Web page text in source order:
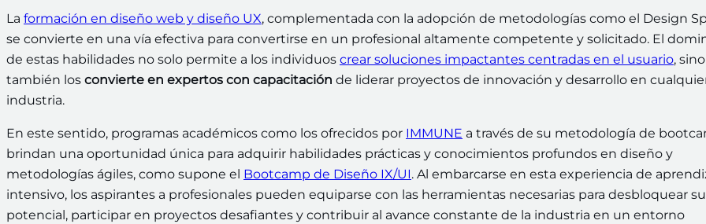
La formación en diseño web y diseño UX, complementada con la adopción de metodologías como el Design
se convierte en una vía efectiva para convertirse en un profesional altamente competente y solicitado. El
de estas habilidades no solo permite a los individuos crear soluciones impactantes centradas en el usuario,
también los convierte en expertos con capacitación de liderar proyectos de innovación y desarrollo en
industria.
En este sentido, programas académicos como los ofrecidos por IMMUNE a través de su metodología de
brindan una oportunidad única para adquirir habilidades prácticas y conocimientos profundos en diseño y
metodologías ágiles, como supone el Bootcamp de Diseño IX/UI. Al embarcarse en esta experiencia de
intensivo, los aspirantes a profesionales pueden equiparse con las herramientas necesarias para desbloquear su
potencial, participar en proyectos desafiantes y contribuir al avance constante de la industria en un entorno